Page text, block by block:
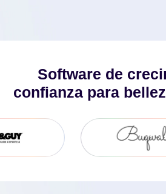
Software de
confianza para